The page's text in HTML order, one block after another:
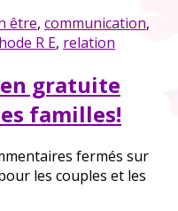
être, communication,
R E, relation
gratuite
familles!
fermés sur
les couples et les